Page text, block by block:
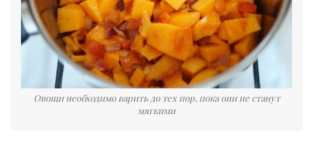
Овощи необходимо варить до тех пор, пока они не станут
мягкими